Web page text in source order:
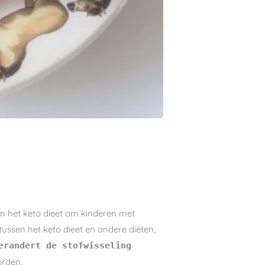
het keto dieet om kinderen met
het keto dieet en andere diëten,
de stofwisseling